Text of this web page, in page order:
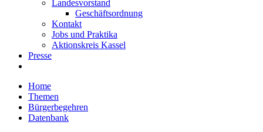
Landesvorstand
Geschäftsordnung
Kontakt
Jobs und Praktika
Aktionskreis Kassel
Presse
Home
Themen
Bürgerbegehren
Datenbank